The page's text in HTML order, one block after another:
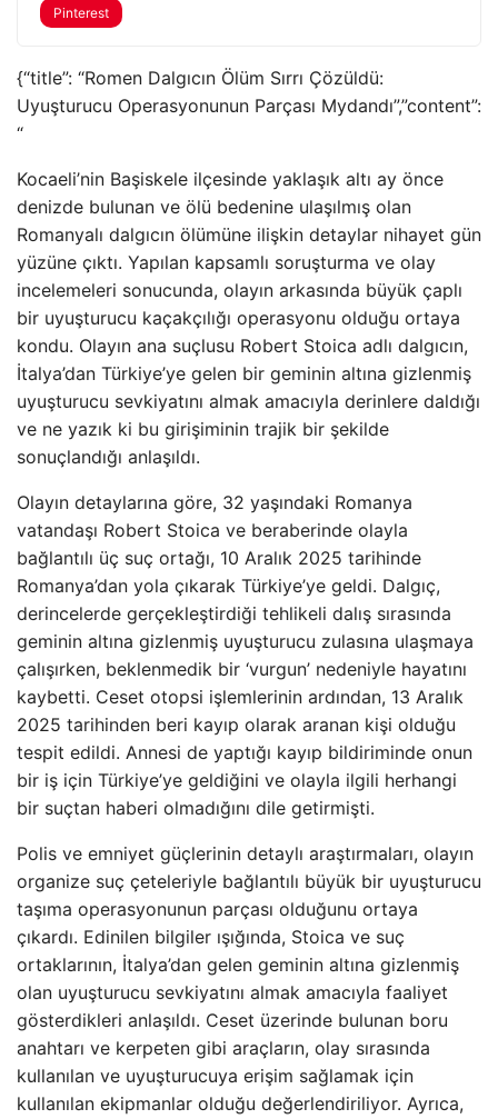
Pinterest
{“title”: “Romen Dalgıcın Ölüm Sırrı Çözüldü:
Uyuşturucu Operasyonunun Parçası Mydandı”,”content”:
“
Kocaeli’nin Başiskele ilçesinde yaklaşık altı ay önce
denizde bulunan ve ölü bedenine ulaşılmış olan
Romanyalı dalgıcın ölümüne ilişkin detaylar nihayet gün
yüzüne çıktı. Yapılan kapsamlı soruşturma ve olay
incelemeleri sonucunda, olayın arkasında büyük çaplı
bir uyuşturucu kaçakçılığı operasyonu olduğu ortaya
kondu. Olayın ana suçlusu Robert Stoica adlı dalgıcın,
İtalya’dan Türkiye’ye gelen bir geminin altına gizlenmiş
uyuşturucu sevkiyatını almak amacıyla derinlere daldığı
ve ne yazık ki bu girişiminin trajik bir şekilde
sonuçlandığı anlaşıldı.
Olayın detaylarına göre, 32 yaşındaki Romanya
vatandaşı Robert Stoica ve beraberinde olayla
bağlantılı üç suç ortağı, 10 Aralık 2025 tarihinde
Romanya’dan yola çıkarak Türkiye’ye geldi. Dalgıç,
derincelerde gerçekleştirdiği tehlikeli dalış sırasında
geminin altına gizlenmiş uyuşturucu zulasına ulaşmaya
çalışırken, beklenmedik bir ‘vurgun’ nedeniyle hayatını
kaybetti. Ceset otopsi işlemlerinin ardından, 13 Aralık
2025 tarihinden beri kayıp olarak aranan kişi olduğu
tespit edildi. Annesi de yaptığı kayıp bildiriminde onun
bir iş için Türkiye’ye geldiğini ve olayla ilgili herhangi
bir suçtan haberi olmadığını dile getirmişti.
Polis ve emniyet güçlerinin detaylı araştırmaları, olayın
organize suç çeteleriyle bağlantılı büyük bir uyuşturucu
taşıma operasyonunun parçası olduğunu ortaya
çıkardı. Edinilen bilgiler ışığında, Stoica ve suç
ortaklarının, İtalya’dan gelen geminin altına gizlenmiş
olan uyuşturucu sevkiyatını almak amacıyla faaliyet
gösterdikleri anlaşıldı. Ceset üzerinde bulunan boru
anahtarı ve kerpeten gibi araçların, olay sırasında
kullanılan ve uyuşturucuya erişim sağlamak için
kullanılan ekipmanlar olduğu değerlendiriliyor. Ayrıca,